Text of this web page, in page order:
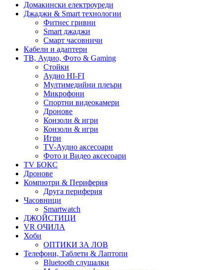
Домакински електроуреди
Джаджи & Smart технологии
Фитнес гривни
Smart джаджи
Смарт часовничи
Кабели и адаптери
ТВ, Аудио, Фото & Gaming
Стойки
Аудио HI-FI
Мултимедийни плеъри
Микрофони
Спортни видеокамери
Дронове
Конзоли & игри
Конзоли & игри
Игри
TV-Аудио аксесоари
Фото и Видео аксесоари
TV БОКС
Дронове
Компютри & Периферия
Друга периферия
Часовници
Smartwatch
ДЖОЙСТИЦИ
VR ОЧИЛА
Хоби
ОПТИКИ ЗА ЛОВ
Телефони, Таблети & Лаптопи
Bluetooth слушалки